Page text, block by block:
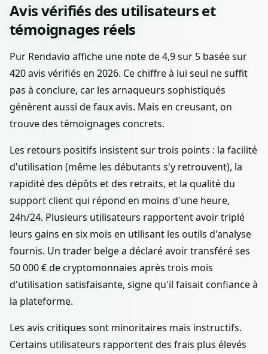
Avis vérifiés des utilisateurs et
témoignages réels
Pur Rendavio affiche une note de 4,9 sur 5 basée sur
420 avis vérifiés en 2026. Ce chiffre à lui seul ne suffit
pas à conclure, car les arnaqueurs sophistiqués
génèrent aussi de faux avis. Mais en creusant, on
trouve des témoignages concrets.
Les retours positifs insistent sur trois points : la facilité
d'utilisation (même les débutants s'y retrouvent), la
rapidité des dépôts et des retraits, et la qualité du
support client qui répond en moins d'une heure,
24h/24. Plusieurs utilisateurs rapportent avoir triplé
leurs gains en six mois en utilisant les outils d'analyse
fournis. Un trader belge a déclaré avoir transféré ses
50 000 € de cryptomonnaies après trois mois
d'utilisation satisfaisante, signe qu'il faisait confiance à
la plateforme.
Les avis critiques sont minoritaires mais instructifs.
Certains utilisateurs rapportent des frais plus élevés